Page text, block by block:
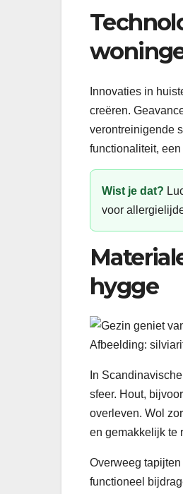
Innovaties in
creëren.
verontreinigende
functionaliteit,
Wist je dat?
voor
hygge
Afbeelding:
In
sfeer. Hout,
overleven. Wol
en gemakkelijk te
Overweeg
functioneel